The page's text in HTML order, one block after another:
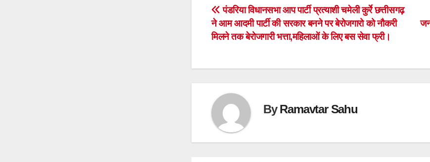
Post
navigation
पंडरिया विधानसभा आप पार्टी प्रत्याशी चमेली कुर्रे छत्तीसगढ़
ने आम आदमी पार्टी की सरकार बनने पर बेरोजगारो को नौकरी
मिलने तक बेरोजगारी भत्ता,महिलाओं के लिए बस सेवा फ्री।
ByRamavtar Sahu